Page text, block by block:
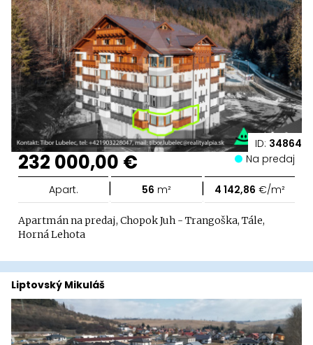
ID: 34864
232 000,00 € Na predaj
Apart. | 56 m² | 4 142,86 €/m²
Apartmán na predaj, Chopok Juh - Trangoška, Tále,
Horná Lehota
Liptovský Mikuláš